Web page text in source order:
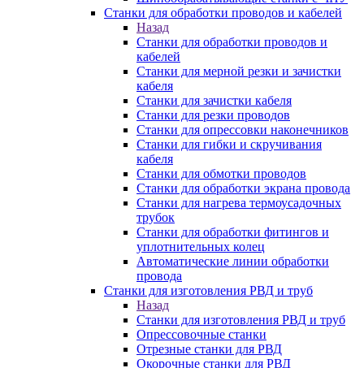
Станки для обработки проводов и кабелей
Назад
Станки для обработки проводов и
кабелей
Станки для мерной резки и зачистки
кабеля
Станки для зачистки кабеля
Станки для резки проводов
Станки для опрессовки наконечников
Станки для гибки и скручивания
кабеля
Станки для обмотки проводов
Станки для обработки экрана провода
Станки для нагрева термоусадочных
трубок
Станки для обработки фитингов и
уплотнительных колец
Автоматические линии обработки
провода
Станки для изготовления РВД и труб
Назад
Станки для изготовления РВД и труб
Опрессовочные станки
Отрезные станки для РВД
Окорочные станки для РВД